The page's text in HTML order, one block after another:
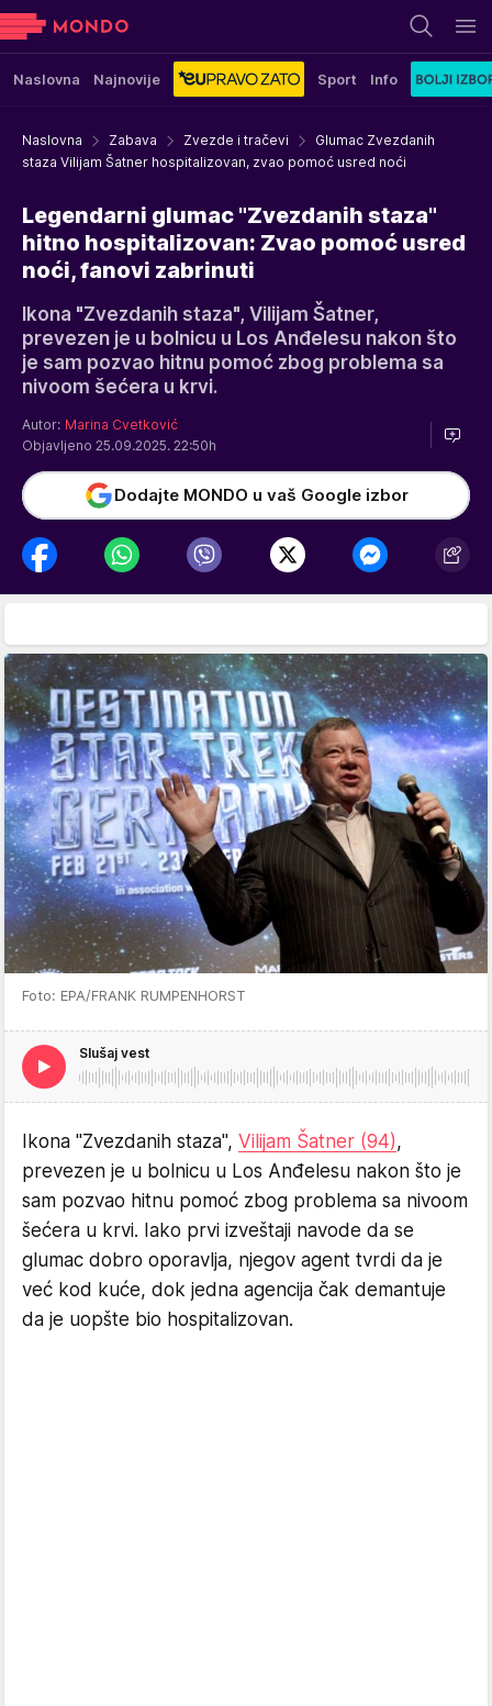
Naslovna Najnovije Sport Info
Naslovna Zabava Zvezde i tračevi
Glumac Zvezdanih
staza Vilijam Šatner hospitalizovan, zvao pomoć usred noći
Legendarni glumac "Zvezdanih staza"
hitno hospitalizovan: Zvao pomoć usred
noći, fanovi zabrinuti
Ikona "Zvezdanih staza", Vilijam Šatner,
prevezen je u bolnicu u Los Anđelesu nakon što
je sam pozvao hitnu pomoć zbog problema sa
nivoom šećera u krvi.
Autor: Marina Cvetković
Objavljeno 25.09.2025. 22:50h
Dodajte MONDO u vaš Google izbor
Foto: EPA/FRANK RUMPENHORST
Slušaj vest
Ikona "Zvezdanih staza", Vilijam Šatner (94),
prevezen je u bolnicu u Los Anđelesu nakon što je
sam pozvao hitnu pomoć zbog problema sa nivoom
šećera u krvi. Iako prvi izveštaji navode da se
glumac dobro oporavlja, njegov agent tvrdi da je
već kod kuće, dok jedna agencija čak demantuje
da je uopšte bio hospitalizovan.